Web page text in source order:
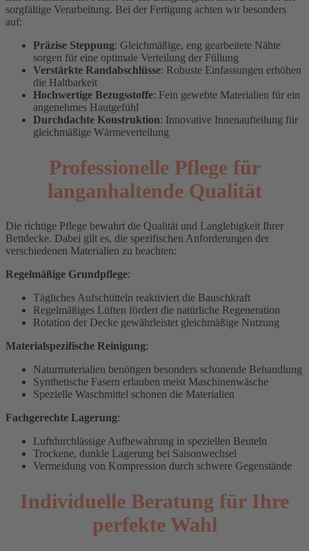
sorgfältige Verarbeitung. Bei der Fertigung achten wir besonders
auf:
Präzise Steppung: Gleichmäßige, eng gearbeitete Nähte
sorgen für eine optimale Verteilung der Füllung
Verstärkte Randabschlüsse: Robuste Einfassungen erhöhen
die Haltbarkeit
Hochwertige Bezugsstoffe: Fein gewebte Materialien für ein
angenehmes Hautgefühl
Durchdachte Konstruktion: Innovative Innenaufteilung für
gleichmäßige Wärmeverteilung
Professionelle Pflege für
langanhaltende Qualität
Die richtige Pflege bewahrt die Qualität und Langlebigkeit Ihrer
Bettdecke. Dabei gilt es, die spezifischen Anforderungen der
verschiedenen Materialien zu beachten:
Regelmäßige Grundpflege:
Tägliches Aufschütteln reaktiviert die Bauschkraft
Regelmäßiges Lüften fördert die natürliche Regeneration
Rotation der Decke gewährleistet gleichmäßige Nutzung
Materialspezifische Reinigung:
Naturmaterialien benötigen besonders schonende Behandlung
Synthetische Fasern erlauben meist Maschinenwäsche
Spezielle Waschmittel schonen die Materialien
Fachgerechte Lagerung:
Luftdurchlässige Aufbewahrung in speziellen Beuteln
Trockene, dunkle Lagerung bei Saisonwechsel
Vermeidung von Kompression durch schwere Gegenstände
Individuelle Beratung für Ihre
perfekte Wahl